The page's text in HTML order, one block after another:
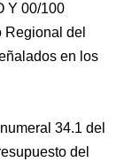
Y 00/100
Regional del
en los
34.1 del
del